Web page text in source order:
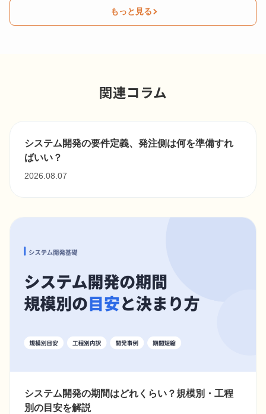
もっと見る
関連コラム
システム開発の要件定義、発注側は何を準備すれ
ばいい？
2026.08.07
システム開発の期間はどれくらい？規模別・工程
別の目安を解説